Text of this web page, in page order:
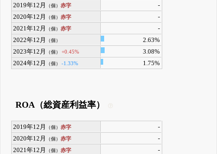
2019年12月 （個）赤字
-
2020年12月
（個）赤字
-
2021年12月
（個）赤字
-
2022年12月
（個）
2.63%
2023年12月
（個） +0.45%
3.08%
2024年12月
（個） -1.33% 1.75%
ROA（総資産利益率）
2019年12月 （個）赤字
-
2020年12月
（個）赤字
-
2021年12月
（個）赤字
-